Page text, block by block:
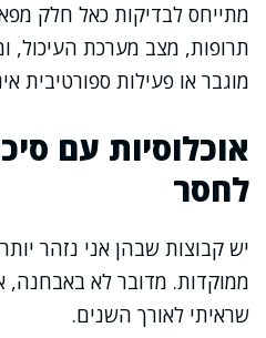
מתייחס לבדיקות כאל חלק
תרופות, מצב מערכת העיכול,
מוגבר או פעילות ספורטיבית
אוכלוסיות עם
לחסר
יש קבוצות שבהן אני נזהר
ממוקדות. מדובר לא באבחנה,
שראיתי לאורך השנים.